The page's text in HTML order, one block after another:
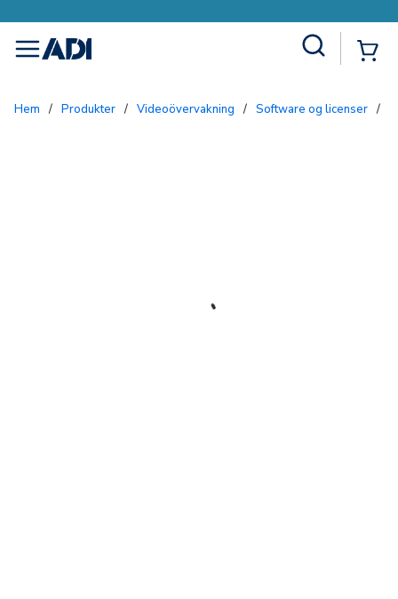
menu
Hem / Produkter / Videoövervakning / Software og licenser /